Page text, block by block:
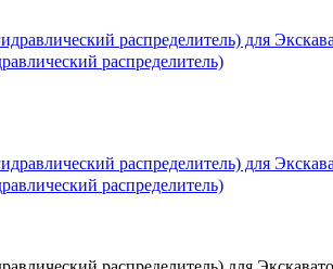
распределитель)
распределитель)